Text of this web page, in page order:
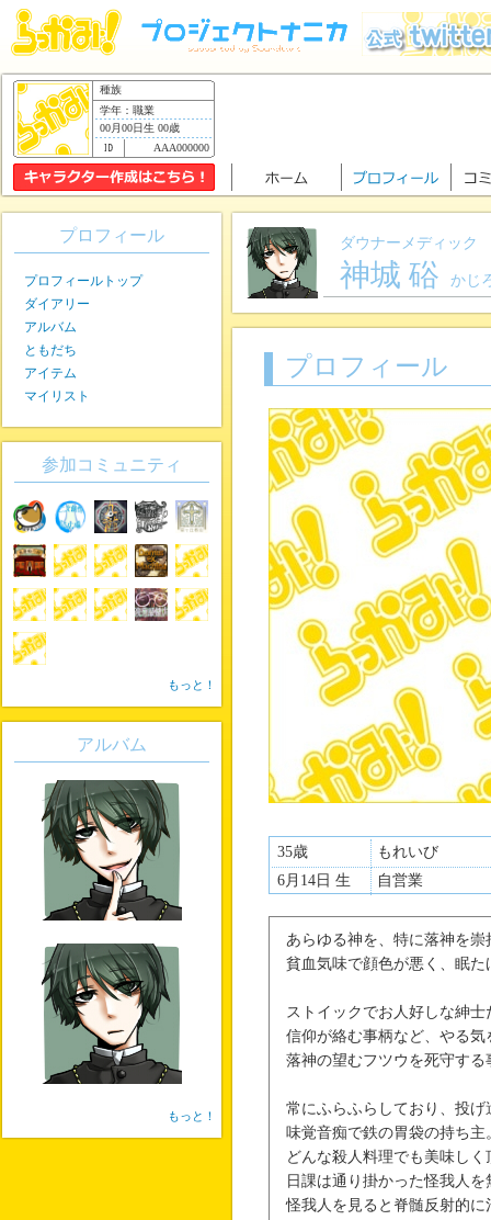
種族
学年：職業
00月00日生 00歳
AAA000000
ダウナーメディック
神城 硲 かじ
プロフィール
35歳
もれいび
6月14日 生
自営業
あらゆる神を、特に落神を崇
貧血気味で顔色が悪く、眠
ストイックでお人好しな紳
信仰が絡む事柄など、やる
落神の望むフツウを死守す
常にふらふらしており、投
味覚音痴で鉄の胃袋の持ち主
どんな殺人料理でも美味しく
日課は通り掛かった怪我人
怪我人を見ると脊髄反射的に
プロフィール
プロフィールトップ
ダイアリー
アルバム
ともだち
アイテム
マイリスト
参加コミュニティ
もっと！
アルバム
もっと！